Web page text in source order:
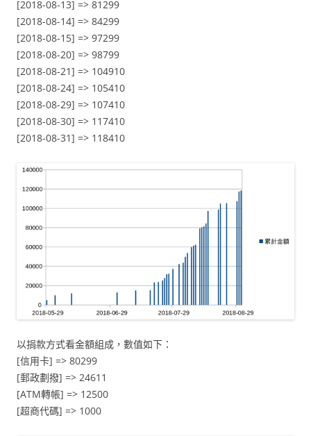
[2018-08-13] => 81299
[2018-08-14] => 84299
[2018-08-15] => 97299
[2018-08-20] => 98799
[2018-08-21] => 104910
[2018-08-24] => 105410
[2018-08-29] => 107410
[2018-08-30] => 117410
[2018-08-31] => 118410
以捐款方式看金額組成，數值如下：
[信用卡] => 80299
[郵政劃撥] => 24611
[ATM轉帳] => 12500
[超商代碼] => 1000